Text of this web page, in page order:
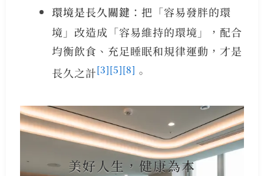
環境是長久關鍵 ：把「容易發胖的環
境」改造成「容易維持的環境」，配合
均衡飲食、充足睡眠和規律運動，才是
長久之計[3][5][8] 。
美好人生，健康為本